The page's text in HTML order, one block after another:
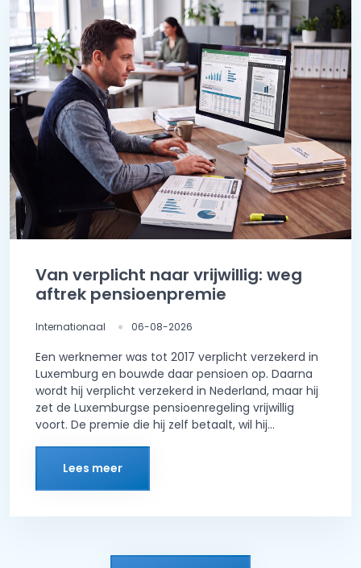
Van verplicht naar vrijwillig: weg
aftrek pensioenpremie
Internationaal 06-08-2026
Een werknemer was tot 2017 verplicht verzekerd in
Luxemburg en bouwde daar pensioen op. Daarna
wordt hij verplicht verzekerd in Nederland, maar hij
zet de Luxemburgse pensioenregeling vrijwillig
voort. De premie die hij zelf betaalt, wil hij...
Lees meer